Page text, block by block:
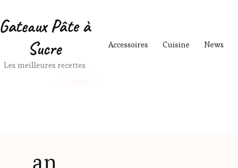
Accessoires Cuisine News
Gateaux Pâte à
Sucre
Les meilleures recettes
an